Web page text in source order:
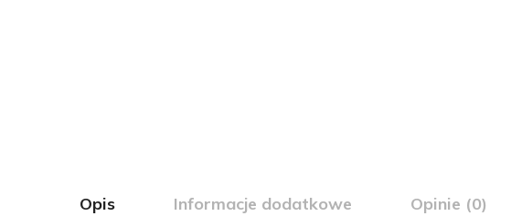
Opis Informacje dodatkowe Opinie (0)